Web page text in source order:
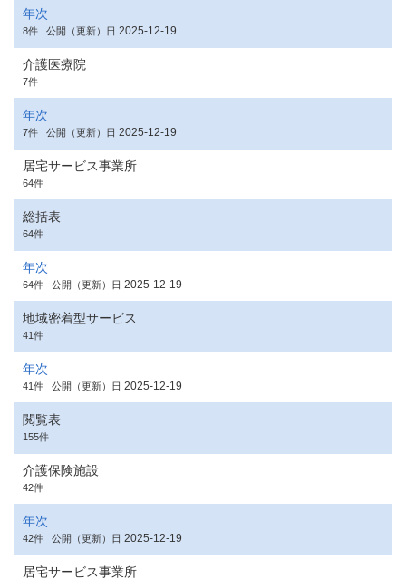
年次
8件 公開（更新）日 2025-12-19
介護医療院
7件
年次
7件 公開（更新）日 2025-12-19
居宅サービス事業所
64件
総括表
64件
年次
64件 公開（更新）日 2025-12-19
地域密着型サービス
41件
年次
41件 公開（更新）日 2025-12-19
閲覧表
155件
介護保険施設
42件
年次
42件 公開（更新）日 2025-12-19
居宅サービス事業所